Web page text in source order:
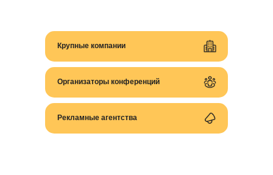
Крупные компании
Организаторы конференций
Рекламные агентства